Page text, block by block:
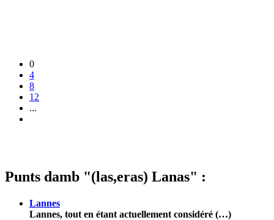
0
4
8
12
...
Punts damb "(las,eras) Lanas" :
Lannes
Lannes, tout en étant actuellement considéré (…)